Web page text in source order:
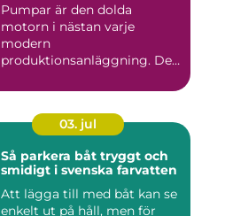
Pumpar är den dolda
motorn i nästan varje
modern
produktionsanläggning. De
03. jul
Så parkera båt tryggt och
smidigt i svenska farvatten
Att lägga till med båt kan se
enkelt ut på håll, men för